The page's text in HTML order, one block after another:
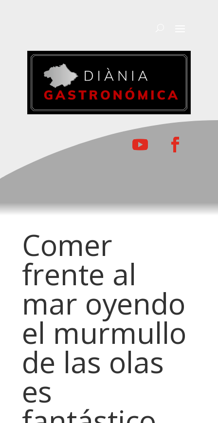
Comer
frente al
mar oyendo
el murmullo
de las olas
es